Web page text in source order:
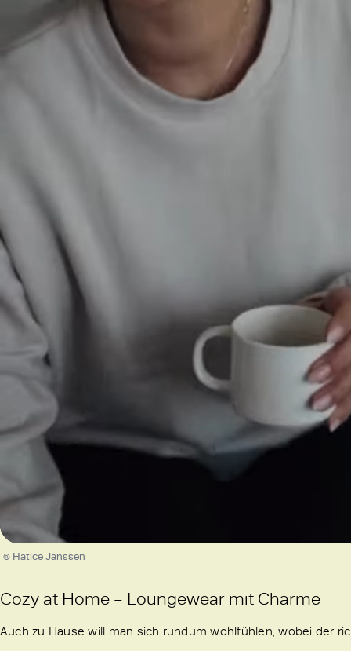
Unmute
© Hatice Janssen
Cozy at Home – Loungewear mit Charme
Auch zu Hause will man sich rundum wohlfühlen, wobei der